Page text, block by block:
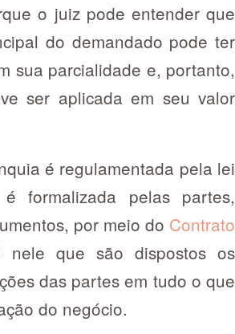
o juiz pode entender que
do demandado pode ter
sua parcialidade e, portanto,
ser aplicada em seu valor
é regulamentada pela lei
formalizada pelas partes,
por meio do Contrato
que são dispostos os
das partes em tudo o que
do negócio.